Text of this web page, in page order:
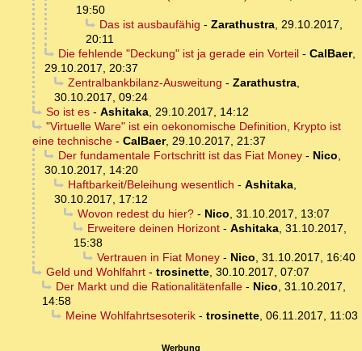
19:50
Das ist ausbaufähig - Zarathustra, 29.10.2017,
20:11
Die fehlende "Deckung" ist ja gerade ein Vorteil- CalBaer,
29.10.2017, 20:37
Zentralbankbilanz-Ausweitung - Zarathustra,
30.10.2017, 09:24
So ist es- Ashitaka, 29.10.2017, 14:12
"Virtuelle Ware" ist ein oekonomische Definition, Krypto ist
eine technische - CalBaer, 29.10.2017, 21:37
Der fundamentale Fortschritt ist das Fiat Money- Nico,
30.10.2017, 14:20
Haftbarkeit/Beleihung wesentlich - Ashitaka,
30.10.2017, 17:12
Wovon redest du hier?- Nico, 31.10.2017, 13:07
Erweitere deinen Horizont- Ashitaka, 31.10.2017,
15:38
Vertrauen in Fiat Money- Nico, 31.10.2017, 16:40
Geld und Wohlfahrt- trosinette, 30.10.2017, 07:07
Der Markt und die Rationalitätenfalle- Nico, 31.10.2017,
14:58
Meine Wohlfahrtsesoterik- trosinette, 06.11.2017, 11:03
Werbung